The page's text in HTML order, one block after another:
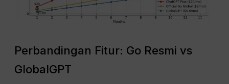
Perbandingan Fitur: Go Resmi vs
GlobalGPT